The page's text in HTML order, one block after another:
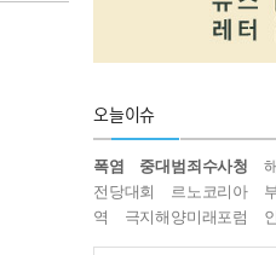
오늘이슈
폭염 중대범죄수사청
전당대회
르노코리아
역
극지해양미래포럼